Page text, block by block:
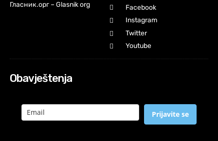
Гласник.орг – Glasnik org
Facebook
Instagram
Twitter
Youtube
Obavještenja
Prijavite se